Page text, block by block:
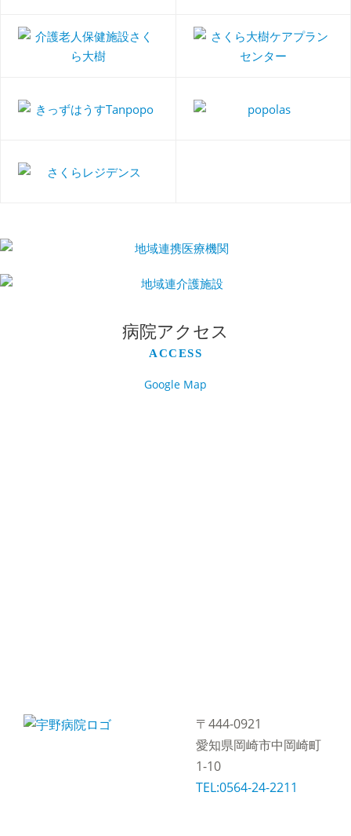
病院アクセス
ACCESS
Google Map
〒444-0921
愛知県岡崎市中岡崎町
1-10
TEL:0564-24-2211